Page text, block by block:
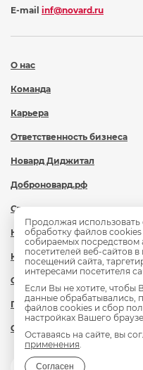
О нас
Команда
Карьера
Ответственность бизнеса
Новард Диджитал
Доброновард.рф
Статьи
Новости
Контакты
Охрана труда
Политика обработки
Сведения об
E-mail inf@novard.ru
Продолжая использовать
обработку файлов
собираемых посредством
посетителей веб-сайтов в
посещений сайта,
интересами посетителя
Если Вы не хотите,
данные обрабатывались,
файлов cookies и сбор
настройках Вашего
Оставаясь на сайте, вы
применения.
Согласен